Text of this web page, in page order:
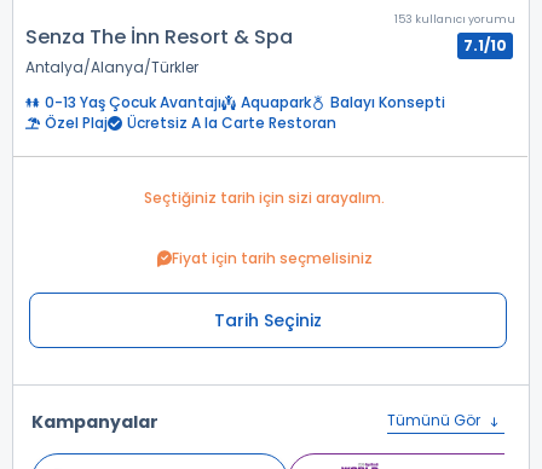
Senza The İnn Resort & Spa
Antalya Alanya Türkler
153 kullanıcı yorumu
7.1/10
0-13 Yaş Çocuk Avantajı Aquapark
Balayı Konsepti
Özel Plaj
Ücretsiz A la Carte Restoran
Seçtiğiniz tarih için sizi arayalım.
Fiyat için tarih seçmelisiniz
Tarih Seçiniz
Kampanyalar Tümünü Gör